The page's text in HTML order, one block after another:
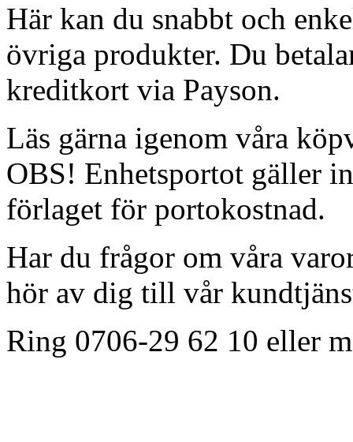
Här kan du snabbt och
övriga produkter. Du
kreditkort via Payson.
Läs gärna igenom våra
OBS! Enhetsportot gäller
förlaget för portokostnad.
Har du frågor om våra
hör av dig till vår
Ring 0706-29 62 10 eller